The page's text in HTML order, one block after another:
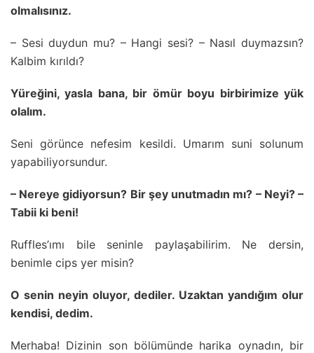
olmalısınız.
– Sesi duydun mu? – Hangi sesi? – Nasıl duymazsın?
Kalbim kırıldı?
Yüreğini, yasla bana, bir ömür boyu birbirimize yük
olalım.
Seni görünce nefesim kesildi. Umarım suni solunum
yapabiliyorsundur.
– Nereye gidiyorsun? Bir şey unutmadın mı? – Neyi? –
Tabii ki beni!
Ruffles’ımı bile seninle paylaşabilirim. Ne dersin,
benimle cips yer misin?
O senin neyin oluyor, dediler. Uzaktan yandığım olur
kendisi, dedim.
Merhaba! Dizinin son bölümünde harika oynadın, bir